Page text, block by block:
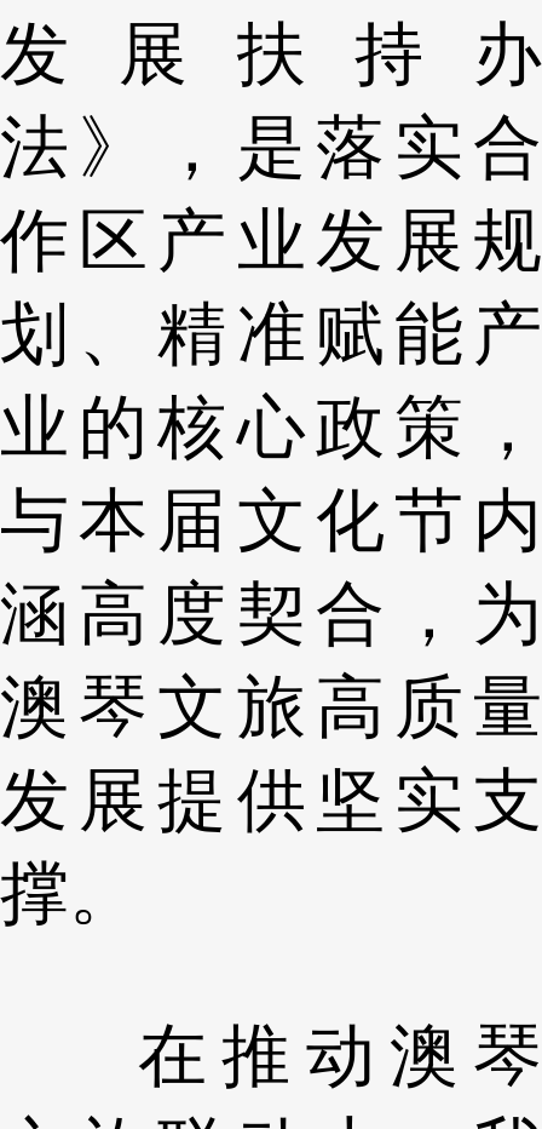
发展扶持办
法》，是落实合
作区产业发展规
划、精准赋能产
业的核心政策，
与本届文化节内
涵高度契合，为
澳琴文旅高质量
发展提供坚实支
撑。
在推动澳琴